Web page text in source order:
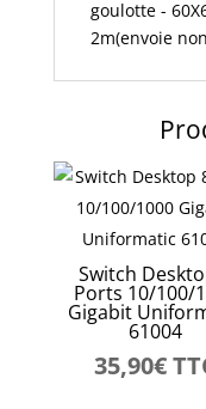
2m(envoie
produit)
goulotte -
2m(envoie
Switch
Ports 10/100/
Gigabit
61004
35,90€